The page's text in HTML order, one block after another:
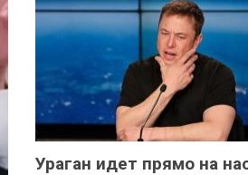
Ураган идет прямо на